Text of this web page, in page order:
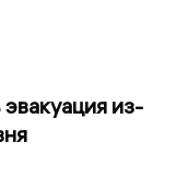
из-